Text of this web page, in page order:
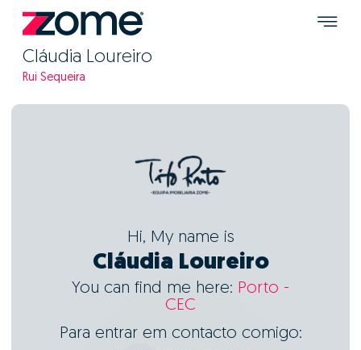
Cláudia Loureiro
Rui Sequeira
Hi, My name is
Cláudia Loureiro
You can find me here: Porto -
CEC
Para entrar em contacto comigo: